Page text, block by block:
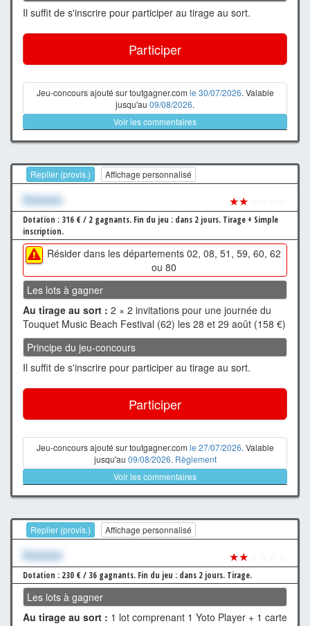
Il suffit de s'inscrire pour participer au tirage au sort.
Participer
Jeu-concours ajouté sur toutgagner.com le 30/07/2026. Valable
jusqu'au 09/08/2026.
Voir les commentaires
Replier (provis.) Affichage personnalisé
Xxxxxxx ★★
Dotation : 316 € / 2 gagnants. Fin du jeu : dans 2 jours. Tirage + Simple
inscription.
Résider dans les départements 02, 08, 51, 59, 60, 62
ou 80
Les lots à gagner
Au tirage au sort : 2 × 2 invitations pour une journée du
Touquet Music Beach Festival (62) les 28 et 29 août (158 €)
Principe du jeu-concours
Il suffit de s'inscrire pour participer au tirage au sort.
Participer
Jeu-concours ajouté sur toutgagner.com le 27/07/2026. Valable
jusqu'au 09/08/2026. Règlement
Voir les commentaires
Replier (provis.) Affichage personnalisé
Xxxxxxx ★★
Dotation : 230 € / 36 gagnants. Fin du jeu : dans 2 jours. Tirage.
Les lots à gagner
Au tirage au sort : 1 lot comprenant 1 Yoto Player + 1 carte